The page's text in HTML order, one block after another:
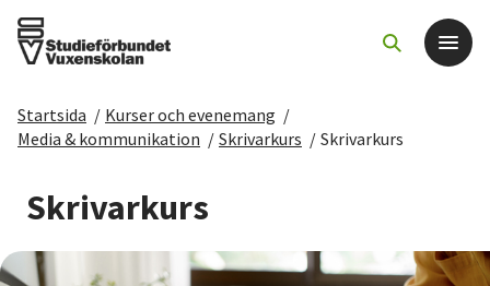
Det här gör vi
För dig som
Sök kurser och evenemang
Startsida / Kurser och evenemang /
Media & kommunikation / Skrivarkurs / Skrivarkurs
Skrivarkurs